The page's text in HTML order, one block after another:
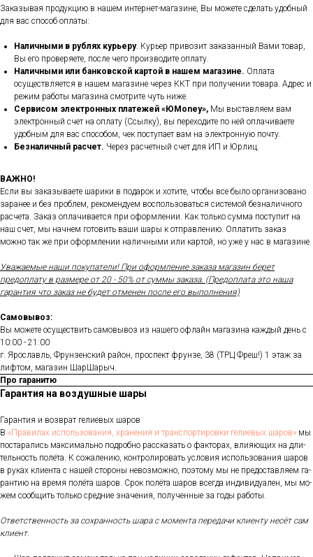
Заказывая продукцию в нашем интернет-магазине, Вы можете сделать удобный
для вас способ оплаты:
Наличными в рублях курьеру. Курьер привозит заказанный Вами товар,
Вы его проверяете, после чего производите оплату.
Наличными или банковской картой в нашем магазине. Оплата
осуществляется в нашем магазине через ККТ при получении товара. Адрес и
режим работы магазина смотрите чуть ниже.
Сервисом электронных платежей «ЮMoney», Мы выставляем вам
электронный счет на оплату (Ссылку), вы переходите по ней оплачиваете
удобным для вас способом, чек поступает вам на электронную почту.
Безналичный расчет. Через расчетный счет для ИП и Юрлиц.
ВАЖНО!
Если вы заказываете шарики в подарок и хотите, чтобы все было организовано
заранее и без проблем, рекомендуем воспользоваться системой безналичного
расчета. Заказ оплачивается при оформлении. Как только сумма поступит на
наш счет, мы начнем готовить ваши шары к отправлению. Оплатить заказ
можно так же при оформлении наличными или картой, но уже у нас в магазине.
Уважаемые наши покупатели! При оформление заказа магазин берет
предоплату в размере от 20 - 50% от суммы заказа. (Предоплата это наша
гарантия что заказ не будет отменен после его выполнения)
Самовывоз:
Вы можете осуществить самовывоз из нашего офлайн магазина каждый день с
10:00 - 21:00
г. Ярославль, Фрунзенский район, проспект фрунзе, 38 (ТРЦ Фреш!) 1 этаж за
лифтом, магазин ШарШарыч.
Про гаранитю
Гарантия на воздушные шары
Га­ран­тия и воз­врат ге­ли­евых ша­ров
В «Пра­ви­лах ис­поль­зо­ва­ния, хра­не­ния и тран­спор­ти­ров­ки ге­ли­евых ша­ров» мы
пос­та­рались мак­си­маль­но под­робно рас­ска­зать о фак­то­рах, вли­яющих на дли­
тель­ность по­лёта. К со­жале­нию, кон­тро­лиро­вать ус­ло­вия ис­поль­зо­вания ша­ров
в ру­ках кли­ен­та с на­шей сто­роны не­воз­можно, по­это­му мы не пре­дос­тавля­ем га­
ран­тию на вре­мя по­лёта ша­ров. Срок по­лёта ша­ров всег­да ин­ди­виду­ален, мы мо­
жем со­об­щить толь­ко сред­ние зна­чения, по­лучен­ные за го­ды ра­боты.
От­ветс­твен­ность за сох­ранность ша­ра с мо­мен­та пе­реда­чи кли­ен­ту не­сёт сам
кли­ент.